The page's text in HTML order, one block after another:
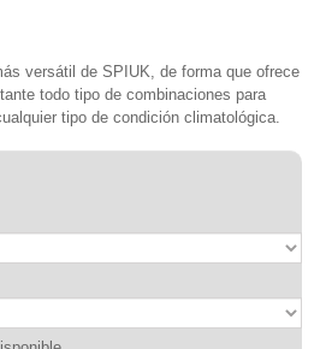
versátil de SPIUK, de forma que ofrece
todo tipo de combinaciones para
tipo de condición climatológica.